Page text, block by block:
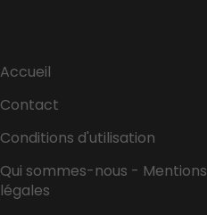
Accueil
Contact
Conditions d'utilisation
Qui sommes-nous - Mentions
légales